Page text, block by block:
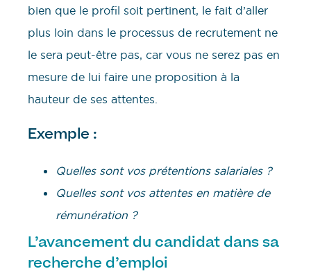
bien que le profil soit pertinent, le fait d’aller
plus loin dans le processus de recrutement ne
le sera peut-être pas, car vous ne serez pas en
mesure de lui faire une proposition à la
hauteur de ses attentes.
Exemple :
Quelles sont vos prétentions salariales ?
Quelles sont vos attentes en matière de
rémunération ?
L’avancement du candidat dans sa
recherche d’emploi